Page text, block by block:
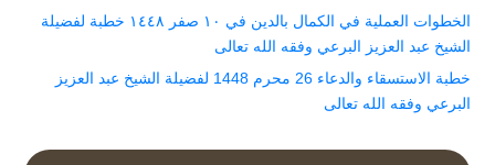
الخطوات العملية في الكمال بالدين في ١٠ صفر ١٤٤٨ خطبة لفضيلة
الشيخ عبد العزيز البرعي وفقه الله تعالى
خطبة الاستسقاء والدعاء 26 محرم 1448 لفضيلة الشيخ عبد العزيز
البرعي وفقه الله تعالى